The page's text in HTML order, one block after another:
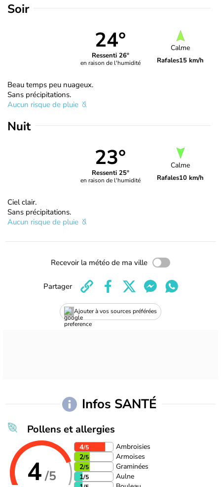
Soir
24°
Ressenti 26°
en raison de l'humidité
Calme
Rafales15 km/h
Beau temps peu nuageux.
Sans précipitations.
Aucun risque de pluie
Nuit
23°
Ressenti 25°
en raison de l'humidité
Calme
Rafales10 km/h
Ciel clair.
Sans précipitations.
Aucun risque de pluie
Recevoir la météo de ma ville
Ajouter à vos sources préférées
Partager
Infos SANTÉ
Pollens et allergies
4/5
4/5
Ambroisies
2/5
Armoises
2/5
Graminées
1/5
Aulne